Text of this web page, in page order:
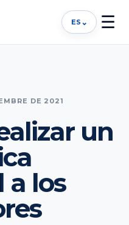
ES ⌄ ☰
DE 2021
un
a los